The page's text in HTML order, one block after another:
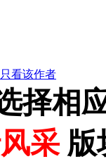
只看该作者
择相
采版